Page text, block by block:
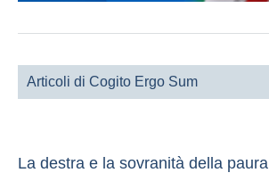
Articoli di Cogito Ergo Sum
La destra e la sovranità della paura